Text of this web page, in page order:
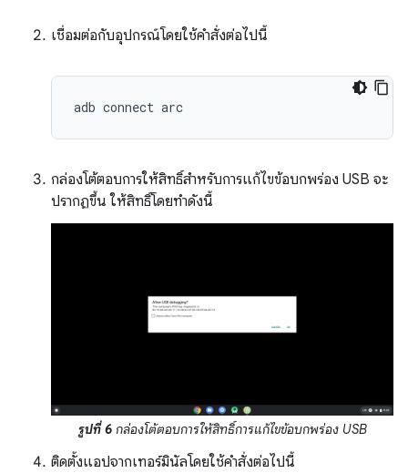
เชื่อมต่อกับอุปกรณ์โดยใช้คำสั่งต่อไปนี้
กล่องโต้ตอบการให้สิทธิ์สำหรับการแก้ไขข้อบกพร่อง USB จะ
ปรากฏขึ้น ให้สิทธิ์โดยทำดังนี้
รูปที่ 6กล่องโต้ตอบการให้สิทธิ์การแก้ไขข้อบกพร่อง USB
ติดตั้งแอปจากเทอร์มินัลโดยใช้คำสั่งต่อไปนี้